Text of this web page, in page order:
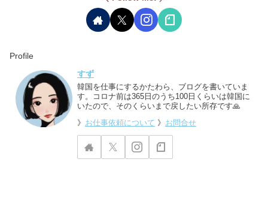
Profile
すず
韓国を仕事にするかたわら、ブログを書いていま
す。コロナ前は365日のうち100日くらいは韓国に
いたので、そのくらいまで戻したい所存です🙏
》 お仕事依頼について 》 お問合せ